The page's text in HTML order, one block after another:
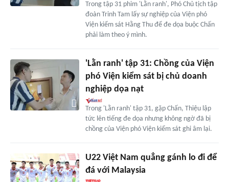
Trong tập 31 phim 'Lằn ranh', Phó Chủ tịch tập
đoàn Trinh Tam lấy sự nghiệp của Viện phó
Viện kiểm sát Hằng Thu để đe dọa buộc Chấn
phải làm theo ý mình.
'Lằn ranh' tập 31: Chồng của Viện
phó Viện kiểm sát bị chủ doanh
nghiệp dọa nạt
Trong 'Lằn ranh' tập 31, gặp Chấn, Thiệu lập
tức lên tiếng đe dọa nhưng không ngờ đã bị
chồng của Viện phó Viện kiểm sát ghi âm lại.
U22 Việt Nam quẳng gánh lo đi để
đá với Malaysia